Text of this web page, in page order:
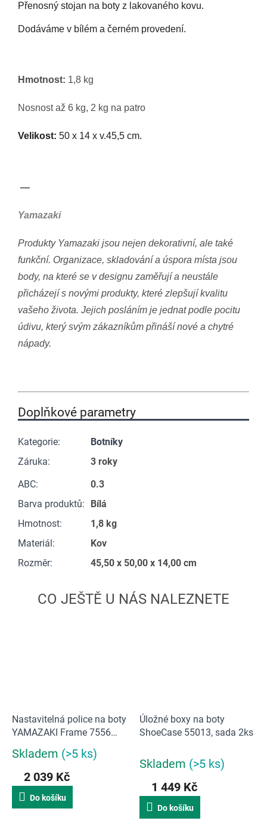
Přenosný stojan na boty z lakovaného kovu.
Dodáváme v bílém a černém provedení.
Hmotnost: 1,8 kg
Nosnost až 6 kg, 2 kg na patro
Velikost: 50 x 14 x v.45,5 cm.
—
Yamazaki
Produkty Yamazaki jsou nejen dekorativní, ale také
funkční. Organizace, skladování a úspora místa jsou
body, na které se v designu zaměřují a neustále
přicházejí s novými produkty, které zlepšují kvalitu
vašeho života. Jejich posláním je jednat podle pocitu
údivu, který svým zákazníkům přináší nové a chytré
nápady.
Doplňkové parametry
Kategorie:
Botníky
Záruka:
3 roky
ABC:
0.3
Barva produktů:
Bílá
Hmotnost:
1,8 kg
Materiál:
Kov
Rozměr: 45,50 x 50,00 x 14,00 cm
Nastavitelná police na boty
YAMAZAKI Frame 7556
Průměrné
produktu
je
5,0
z
Skladem (>5 ks)
2 039 Kč
Do košíku
Úložné boxy na boty
ShoeCase 55013, sada 2ks
Skladem (>5 ks)
1 449 Kč
Do košíku